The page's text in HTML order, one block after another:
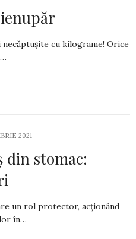
cu kilo­gra­me! Ori­ce
2021
din stomac:
un rol protector, acționând
în…